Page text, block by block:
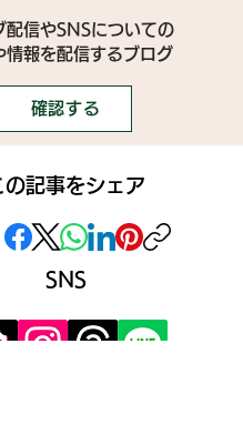
配信やSNSについての
情報を配信するブログ
確認する
の記事をシェア
SNS